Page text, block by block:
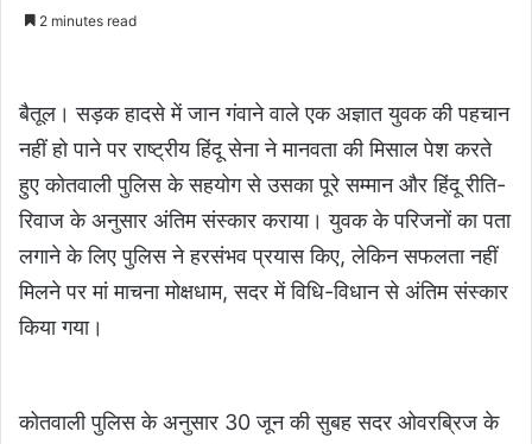
2 minutes read
बैतूल। सड़क हादसे में जान गंवाने वाले एक अज्ञात युवक की पहचान
नहीं हो पाने पर राष्ट्रीय हिंदू सेना ने मानवता की मिसाल पेश करते
हुए कोतवाली पुलिस के सहयोग से उसका पूरे सम्मान और हिंदू रीति-
रिवाज के अनुसार अंतिम संस्कार कराया। युवक के परिजनों का पता
लगाने के लिए पुलिस ने हरसंभव प्रयास किए, लेकिन सफलता नहीं
मिलने पर मां माचना मोक्षधाम, सदर में विधि-विधान से अंतिम संस्कार
किया गया।
कोतवाली पुलिस के अनुसार 30 जून की सुबह सदर ओवरब्रिज के